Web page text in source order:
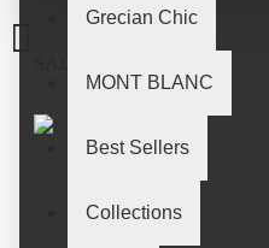
Grecian Chic
MONT BLANC
Best Sellers
Collections